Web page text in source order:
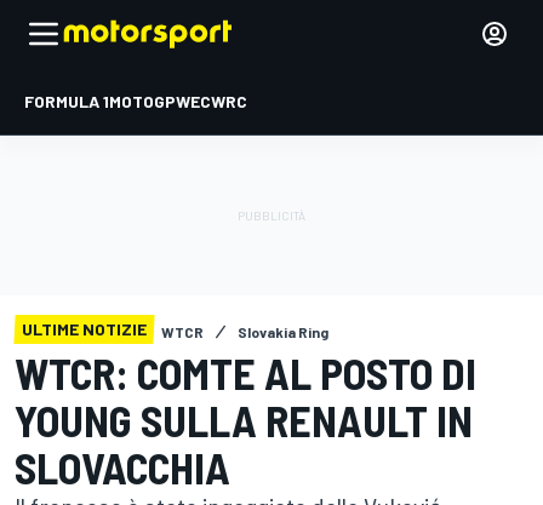
FORMULA 1MOTOGPWECWRC
ULTIME NOTIZIE WTCR Slovakia Ring
WTCR: COMTE AL POSTO DI
YOUNG SULLA RENAULT IN
SLOVACCHIA